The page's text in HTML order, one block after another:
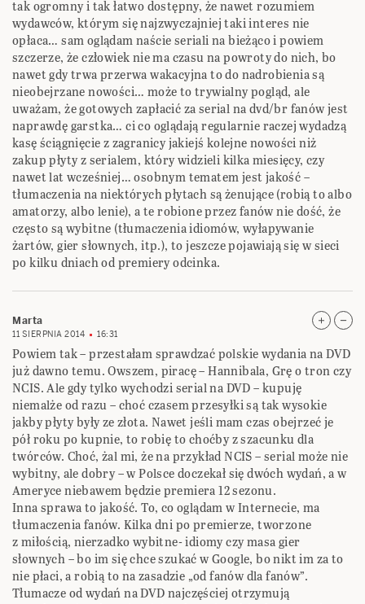
tak ogromny i tak łatwo dostępny, że nawet rozumiem
wydawców, którym się najzwyczajniej taki interes nie
opłaca… sam oglądam naście seriali na bieżąco i powiem
szczerze, że człowiek nie ma czasu na powroty do nich, bo
nawet gdy trwa przerwa wakacyjna to do nadrobienia są
nieobejrzane nowości… może to trywialny pogląd, ale
uważam, że gotowych zapłacić za serial na dvd/br fanów jest
naprawdę garstka… ci co oglądają regularnie raczej wydadzą
kasę ściągnięcie z zagranicy jakiejś kolejne nowości niż
zakup płyty z serialem, który widzieli kilka miesięcy, czy
nawet lat wcześniej… osobnym tematem jest jakość –
tłumaczenia na niektórych płytach są żenujące (robią to albo
amatorzy, albo lenie), a te robione przez fanów nie dość, że
często są wybitne (tłumaczenia idiomów, wyłapywanie
żartów, gier słownych, itp.), to jeszcze pojawiają się w sieci
po kilku dniach od premiery odcinka.
Marta
11 SIERPNIA 2014 16:31
Powiem tak – przestałam sprawdzać polskie wydania na DVD
już dawno temu. Owszem, piracę – Hannibala, Grę o tron czy
NCIS. Ale gdy tylko wychodzi serial na DVD – kupuję
niemalże od razu – choć czasem przesyłki są tak wysokie
jakby płyty były ze złota. Nawet jeśli mam czas obejrzeć je
pół roku po kupnie, to robię to choćby z szacunku dla
twórców. Choć, żal mi, że na przykład NCIS – serial może nie
wybitny, ale dobry – w Polsce doczekał się dwóch wydań, a w
Ameryce niebawem będzie premiera 12 sezonu.
Inna sprawa to jakość. To, co oglądam w Internecie, ma
tłumaczenia fanów. Kilka dni po premierze, tworzone
z miłością, nierzadko wybitne- idiomy czy masa gier
słownych – bo im się chce szukać w Google, bo nikt im za to
nie płaci, a robią to na zasadzie „od fanów dla fanów”.
Tłumacze od wydań na DVD najczęściej otrzymują